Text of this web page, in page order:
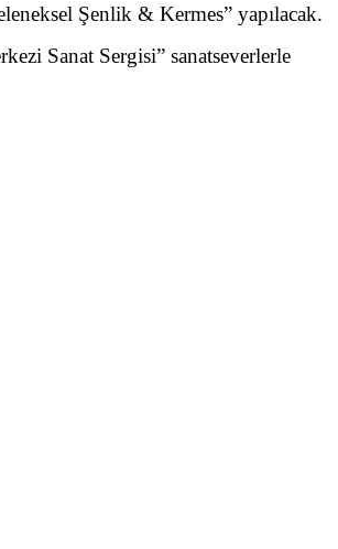
Şenlik & Kermes” yapılacak.
Sanat Sergisi” sanatseverlerle